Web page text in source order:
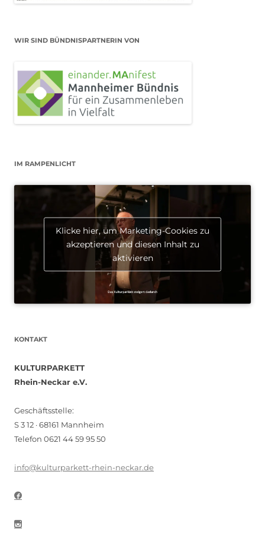
WIR SIND BÜNDNISPARTNERIN VON
IM RAMPENLICHT
Klicke hier, um Marketing-Cookies zu
akzeptieren und diesen Inhalt zu
aktivieren
KONTAKT
KULTURPARKETT
Rhein-Neckar e.V.
Geschäftsstelle:
S 3 12 · 68161 Mannheim
Telefon 0621 44 59 95 50
info@kulturparkett-rhein-neckar.de